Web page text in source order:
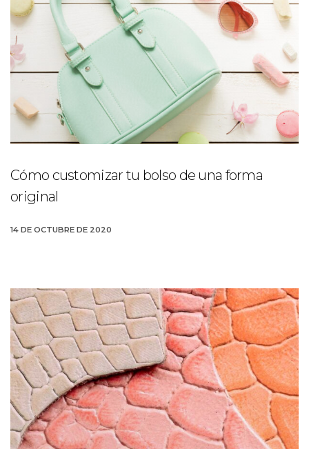
Cómo customizar tu bolso de una forma
original
14 DE OCTUBRE DE 2020